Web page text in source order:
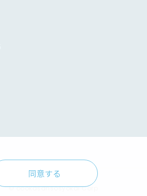
© oookasansosyokai Corp
同意する